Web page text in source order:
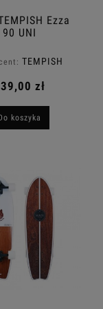
Ezza
90 UNI
TEMPISH
zł
koszyka